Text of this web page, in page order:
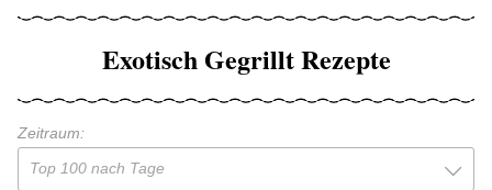
Exotisch Gegrillt Rezepte
Zeitraum:
Top 100 nach Tage